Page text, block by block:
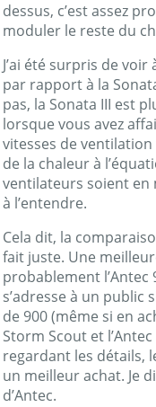
dessus, c’est assez
moduler le reste du
J’ai été surpris de
par rapport à la
pas, la Sonata III est
lorsque vous avez
vitesses de
de la chaleur à
ventilateurs soient en
à l’entendre.
Cela dit, la
fait juste. Une
probablement
s’adresse à un public
de 900 (même si en
Storm Scout et
regardant les détails,
un meilleur achat. Je
d’Antec.